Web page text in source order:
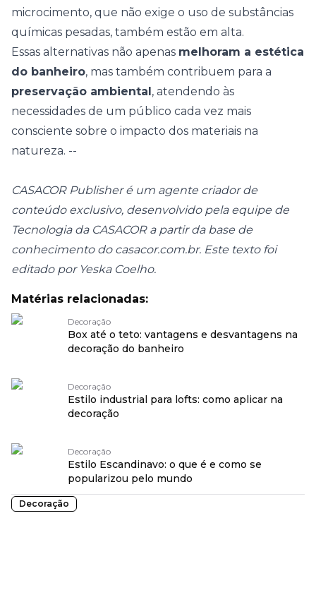
microcimento, que não exige o uso de substâncias
químicas pesadas, também estão em alta.
Essas alternativas não apenas melhoram a estética
do banheiro, mas também contribuem para a
preservação ambiental, atendendo às
necessidades de um público cada vez mais
consciente sobre o impacto dos materiais na
natureza. --
CASACOR Publisher é um agente criador de
conteúdo exclusivo, desenvolvido pela equipe de
Tecnologia da CASACOR a partir da base de
conhecimento do casacor.com.br. Este texto foi
editado por Yeska Coelho.
Matérias relacionadas:
Decoração
Box até o teto: vantagens e desvantagens na
decoração do banheiro
Decoração
Estilo industrial para lofts: como aplicar na
decoração
Decoração
Estilo Escandinavo: o que é e como se
popularizou pelo mundo
Decoração